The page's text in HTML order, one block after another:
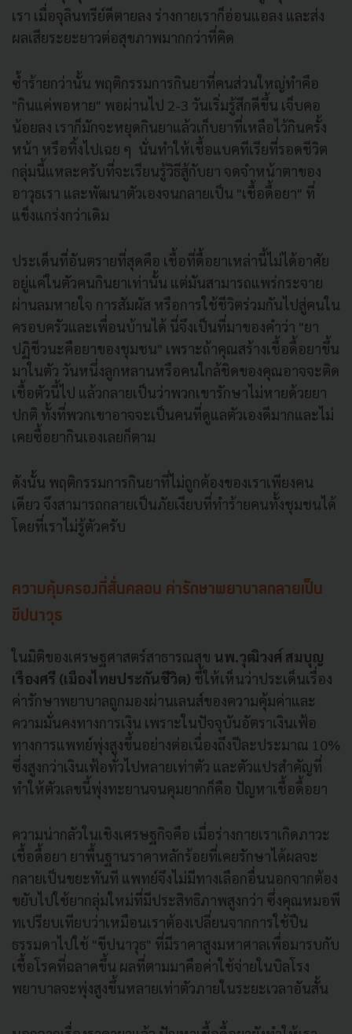
เรา เมื่อจุลินทรีย์ดีตายลง ร่างกายเราก็อ่อนแอลง และส่ง
ผลเสียระยะยาวต่อสุขภาพมากกว่าที่คิด
ซ้ำร้ายกว่านั้น พฤติกรรมการกินยาที่คนส่วนใหญ่ทำคือ
"กินแค่พอหาย" พอผ่านไป 2-3 วันเริ่มรู้สึกดีขึ้น เจ็บคอ
น้อยลง เราก็มักจะหยุดกินยาแล้วเก็บยาที่เหลือไว้กินครั้ง
หน้า หรือทิ้งไปเฉย ๆ นั่นทำให้เชื้อแบคทีเรียที่รอดชีวิต
กลุ่มนี้แหละครับที่จะเรียนรู้วิธีสู้กับยา จดจำหน้าตาของ
อาวุธเรา และพัฒนาตัวเองจนกลายเป็น "เชื้อดื้อยา" ที่
แข็งแกร่งกว่าเดิม
ประเด็นที่อันตรายที่สุดคือ เชื้อที่ดื้อยาเหล่านี้ไม่ได้อาศัย
อยู่แค่ในตัวคนกินยาเท่านั้น แต่มันสามารถแพร่กระจาย
ผ่านลมหายใจ การสัมผัส หรือการใช้ชีวิตร่วมกันไปสู่คนใน
ครอบครัวและเพื่อนบ้านได้ นี่จึงเป็นที่มาของคำว่า "ยา
ปฏิชีวนะคือยาของชุมชน" เพราะถ้าคุณสร้างเชื้อดื้อยาขึ้น
มาในตัว วันหนึ่งลูกหลานหรือคนใกล้ชิดของคุณอาจจะติด
เชื้อตัวนี้ไป แล้วกลายเป็นว่าพวกเขารักษาไม่หายด้วยยา
ปกติ ทั้งที่พวกเขาอาจจะเป็นคนที่ดูแลตัวเองดีมากและไม่
เคยซื้อยากินเองเลยก็ตาม
ดังนั้น พฤติกรรมการกินยาที่ไม่ถูกต้องของเราเพียงคน
เดียว จึงสามารถกลายเป็นภัยเงียบที่ทำร้ายคนทั้งชุมชนได้
โดยที่เราไม่รู้ตัวครับ
ความคุ้มครองที่สั่นคลอน ค่ารักษาพยาบาลกลายเป็น
ขีปนาวุธ
ในมิติของเศรษฐศาสตร์สาธารณสุข นพ.วุฒิวงศ์ สมบุญ
เรืองศรี (เมืองไทยประกันชีวิต) ชี้ให้เห็นว่าประเด็นเรื่อง
ค่ารักษาพยาบาลถูกมองผ่านเลนส์ของความคุ้มค่าและ
ความมั่นคงทางการเงิน เพราะในปัจจุบันอัตราเงินเฟ้อ
ทางการแพทย์พุ่งสูงขึ้นอย่างต่อเนื่องถึงปีละประมาณ 10%
ซึ่งสูงกว่าเงินเฟ้อทั่วไปหลายเท่าตัว และตัวแปรสำคัญที่
ทำให้ตัวเลขนี้พุ่งทะยานจนคุมยากก็คือ ปัญหาเชื้อดื้อยา
ความน่ากลัวในเชิงเศรษฐกิจคือ เมื่อร่างกายเราเกิดภาวะ
เชื้อดื้อยา ยาพื้นฐานราคาหลักร้อยที่เคยรักษาได้ผลจะ
กลายเป็นขยะทันที แพทย์จึงไม่มีทางเลือกอื่นนอกจากต้อง
ขยับไปใช้ยากลุ่มใหม่ที่มีประสิทธิภาพสูงกว่า ซึ่งคุณหมอพี
ทเปรียบเทียบว่าเหมือนเราต้องเปลี่ยนจากการใช้ปืน
ธรรมดาไปใช้ "ขีปนาวุธ" ที่มีราคาสูงมหาศาลเพื่อมารบกับ
เชื้อโรคที่ฉลาดขึ้น ผลที่ตามมาคือค่าใช้จ่ายในบิลโรง
พยาบาลจะพุ่งสูงขึ้นหลายเท่าตัวภายในระยะเวลาอันสั้น